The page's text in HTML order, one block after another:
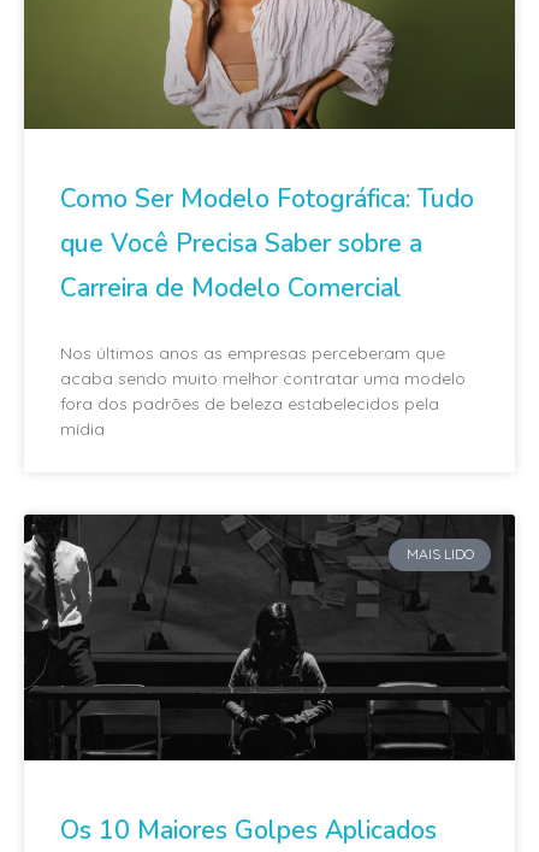
Como Ser Modelo Fotográfica: Tudo
que Você Precisa Saber sobre a
Carreira de Modelo Comercial
Nos últimos anos as empresas perceberam que
acaba sendo muito melhor contratar uma modelo
fora dos padrões de beleza estabelecidos pela
mídia
MAIS LIDO
Os 10 Maiores Golpes Aplicados